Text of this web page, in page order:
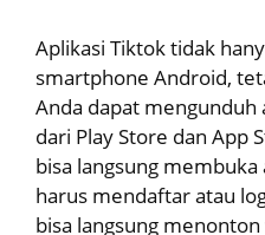
Aplikasi Tiktok tidak
smartphone Android,
Anda dapat mengunduh
dari Play Store dan App
bisa langsung
harus mendaftar atau
bisa langsung